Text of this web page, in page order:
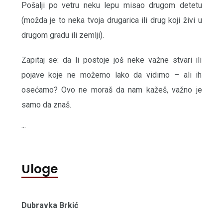
Pošalji po vetru neku lepu misao drugom detetu
(možda je to neka tvoja drugarica ili drug koji živi u
drugom gradu ili zemlji).
Zapitaj se: da li postoje još neke važne stvari ili
pojave koje ne možemo lako da vidimo – ali ih
osećamo? Ovo ne moraš da nam kažeš, važno je
samo da znaš.
...
Uloge
Dubravka Brkić